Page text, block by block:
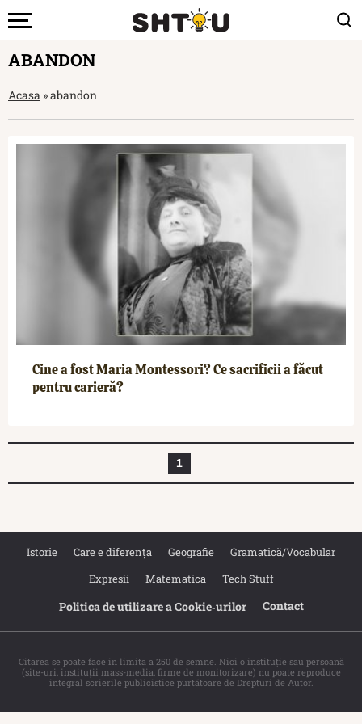
ABANDON
Acasa »abandon
Cine a fost Maria Montessori? Ce sacrificii a făcut
pentru carieră?
1
Istorie Care e diferența Geografie
Gramatică/Vocabular
Expresii
Matematica Tech Stuff
Politica de utilizare a Cookie‐urilor Contact
Citarea se poate face în limita a 250 de semne. Nici o instituţie sau persoană
(site-uri, instituţii mass-media, firme de monitorizare) nu poate reproduce
integral scrierile publicistice purtătoare de Drepturi de Autor.